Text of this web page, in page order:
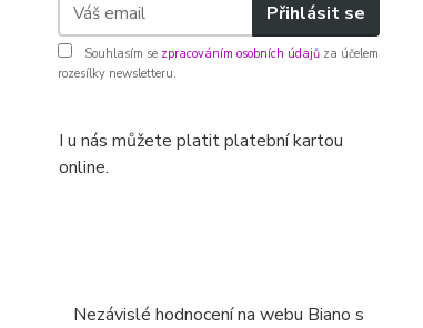
Přihlásit se
Souhlasím se zpracováním osobních údajů za účelem
rozesílky newsletteru.
I u nás můžete platit platební kartou
online.
Nezávislé hodnocení na webu Biano s